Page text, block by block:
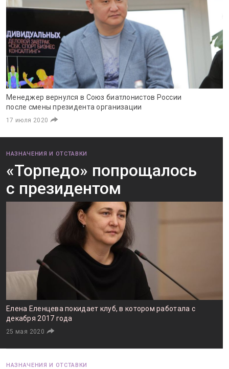
Менеджер вернулся в Союз биатлонистов России
после смены президента организации
17 июля 2020
НАЗНАЧЕНИЯ И ОТСТАВКИ
«Торпедо» попрощалось
с президентом
Елена Еленцева покидает клуб, в котором работала с
декабря 2017 года
25 мая 2020
НАЗНАЧЕНИЯ И ОТСТАВКИ